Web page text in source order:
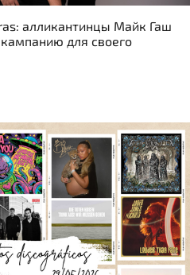
алликантинцы Майк Гаш
для своего